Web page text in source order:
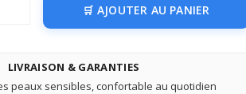
AJOUTER AU PANIER
LIVRAISON & GARANTIES
peaux sensibles, confortable au quotidien